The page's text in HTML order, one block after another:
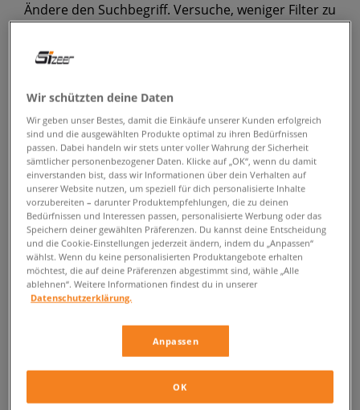
Ändere den Suchbegriff. Versuche, weniger Filter zu
verwenden.
Das legendäre Projekt aus den
80ern, dessen Schicksal ungewiss
war, gewinnt nun wieder die Herzen
Obwohl dieses Modell in diesem Jahr sein 39-jähriges Bestehen feiert
und es heute viele gleichermaßen interessante Sneaker Designs auf
dem Markt gibt, kann nicht geleugnet werden, dass der legendäre
Air Force 1 Sage Lowsich stetig an einer großen Beliebtheit der
haben. Dieser Zustand wird zweifellos durch die beeindruckende Anzahl
an Farbversionen und Versionen beeinflusst, die mit interessanten
Grafiken versehen sind, aber auch durch die Geschichte der Air Force,
die sich von den Basketballschuhen zu einem unverzichtbaren Element
des Streetstyles entwickelten. Alles begann im Jahr 1982, als Bruce
Kilgore (Nike Designer, der unter anderem für die Silhouette des Air
Wir schützten deine Daten
Wir geben unser Bestes, damit die Einkäufe unserer Kunden erfolgreich
sind und die ausgewählten Produkte optimal zu ihren Bedürfnissen
passen. Dabei handeln wir stets unter voller Wahrung der Sicherheit
sämtlicher personenbezogener Daten. Klicke auf „OK“, wenn du damit
einverstanden bist, dass wir Informationen über dein Verhalten auf
unserer Website nutzen, um speziell für dich personalisierte Inhalte
vorzubereiten – darunter Produktempfehlungen, die zu deinen
Bedürfnissen und Interessen passen, personalisierte Werbung oder das
Speichern deiner gewählten Präferenzen. Du kannst deine Entscheidung
und die Cookie-Einstellungen jederzeit ändern, indem du „Anpassen“
wählst. Wenn du keine personalisierten Produktangebote erhalten
möchtest, die auf deine Präferenzen abgestimmt sind, wähle „Alle
ablehnen“. Weitere Informationen findest du in unserer
Datenschutzerklärung.
Anpassen
OK